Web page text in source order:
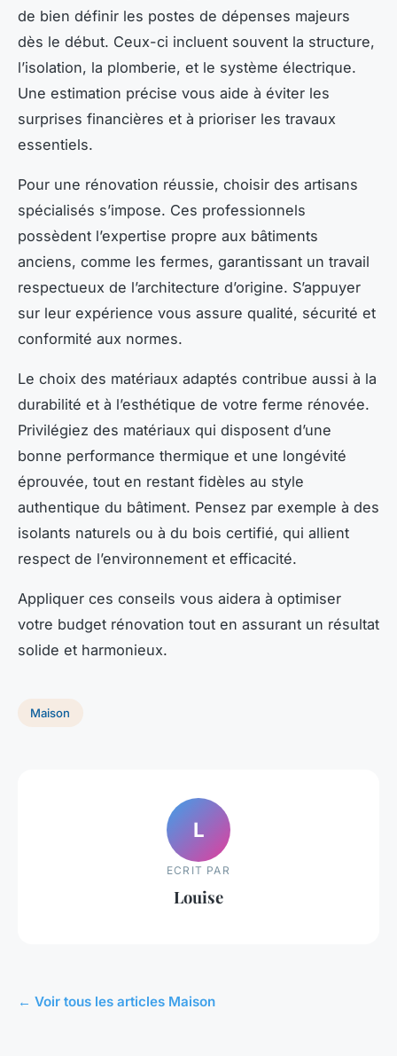
de bien définir les postes de dépenses majeurs
dès le début. Ceux-ci incluent souvent la structure,
l’isolation, la plomberie, et le système électrique.
Une estimation précise vous aide à éviter les
surprises financières et à prioriser les travaux
essentiels.
Pour une rénovation réussie, choisir des artisans
spécialisés s’impose. Ces professionnels
possèdent l’expertise propre aux bâtiments
anciens, comme les fermes, garantissant un travail
respectueux de l’architecture d’origine. S’appuyer
sur leur expérience vous assure qualité, sécurité et
conformité aux normes.
Le choix des matériaux adaptés contribue aussi à la
durabilité et à l’esthétique de votre ferme rénovée.
Privilégiez des matériaux qui disposent d’une
bonne performance thermique et une longévité
éprouvée, tout en restant fidèles au style
authentique du bâtiment. Pensez par exemple à des
isolants naturels ou à du bois certifié, qui allient
respect de l’environnement et efficacité.
Appliquer ces conseils vous aidera à optimiser
votre budget rénovation tout en assurant un résultat
solide et harmonieux.
Maison
L
ECRIT PAR
Louise
← Voir tous les articles Maison